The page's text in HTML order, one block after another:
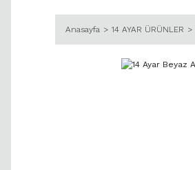
Anasayfa 14 AYAR ÜRÜNLER